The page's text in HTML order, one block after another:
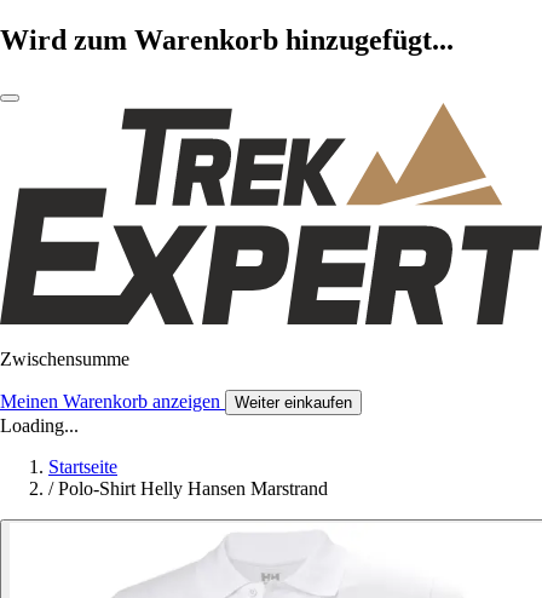
Wird zum Warenkorb hinzugefügt...
Zwischensumme
Meinen Warenkorb anzeigen Weiter einkaufen
Loading...
Startseite
/ Polo-Shirt Helly Hansen Marstrand